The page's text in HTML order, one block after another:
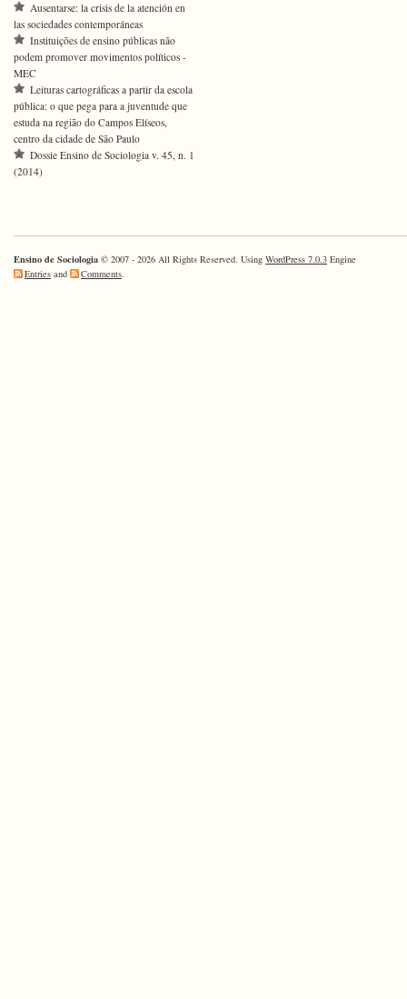
Ausentarse: la crisis de la atención en
las sociedades contemporáneas
Instituições de ensino públicas não
podem promover movimentos políticos -
MEC
Leituras cartográficas a partir da escola
pública: o que pega para a juventude que
estuda na região do Campos Elíseos,
centro da cidade de São Paulo
Dossie Ensino de Sociologia v. 45, n. 1
(2014)
Ensino de Sociologia © 2007 - 2026 All Rights Reserved. Using WordPress 7.0.3 Engine
Entries and Comments.